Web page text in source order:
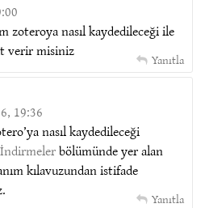
zoteroya nasıl kaydedileceği ile
verir misiniz
Yanıtla
19:36
nasıl kaydedileceği
İndirmelerbölümünde yer alan
kılavuzundan istifade
Yanıtla